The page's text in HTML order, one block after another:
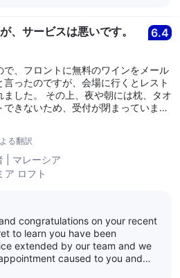
on the upper level and we
All of us sincerely thank you
and pleasure of hosting you
residence, and we
you back. We are at your service,
you. Kind regards, The
Singapore
、サービスは悪いです。 6.4
、フロントに無料のワインをメール
ったのですが、会場に行くとレスト
朝には枕、タオ
きないため、受付が閉まっていま
も、誰も助けてくれません。 私た
安全に感じません。 ホテルは結
トすら提供できませんでした。本当
っていました。受付は非常に未熟
ファは快適です。ただ、サービスがひ
る翻訳
マレーシア
ア ロフト
to learn you have been
extended by our team and we
caused to you and
us to assure you our